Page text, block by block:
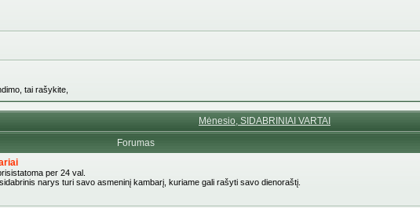
tai rašykite,
Mėnesio, SIDABRINIAI VARTAI
Forumas
per 24 val.
narys turi savo asmeninį kambarį, kuriame gali rašyti savo dienoraštį.